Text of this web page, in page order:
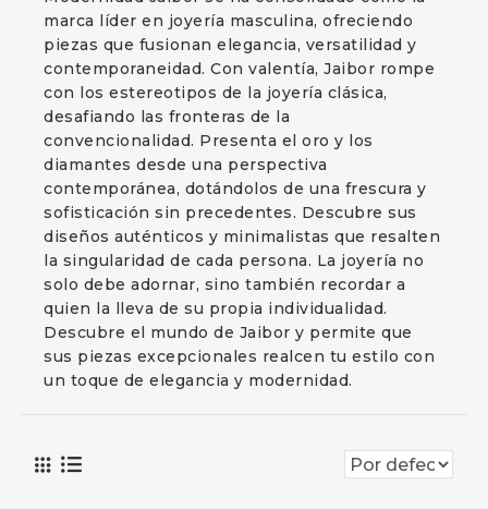
marca líder en joyería masculina, ofreciendo
piezas que fusionan elegancia, versatilidad y
contemporaneidad. Con valentía, Jaibor rompe
con los estereotipos de la joyería clásica,
desafiando las fronteras de la
convencionalidad. Presenta el oro y los
diamantes desde una perspectiva
contemporánea, dotándolos de una frescura y
sofisticación sin precedentes. Descubre sus
diseños auténticos y minimalistas que resalten
la singularidad de cada persona. La joyería no
solo debe adornar, sino también recordar a
quien la lleva de su propia individualidad.
Descubre el mundo de Jaibor y permite que
sus piezas excepcionales realcen tu estilo con
un toque de elegancia y modernidad.